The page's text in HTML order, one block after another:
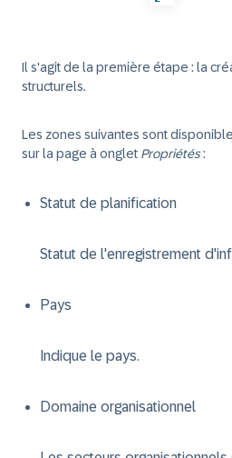
Il s'agit de la première étape : la
structurels.
Les zones suivantes sont
sur la page à onglet Propriétés:
Statut de planification
Statut de l'enregistrement
Pays
Indique le pays.
Domaine organisationnel